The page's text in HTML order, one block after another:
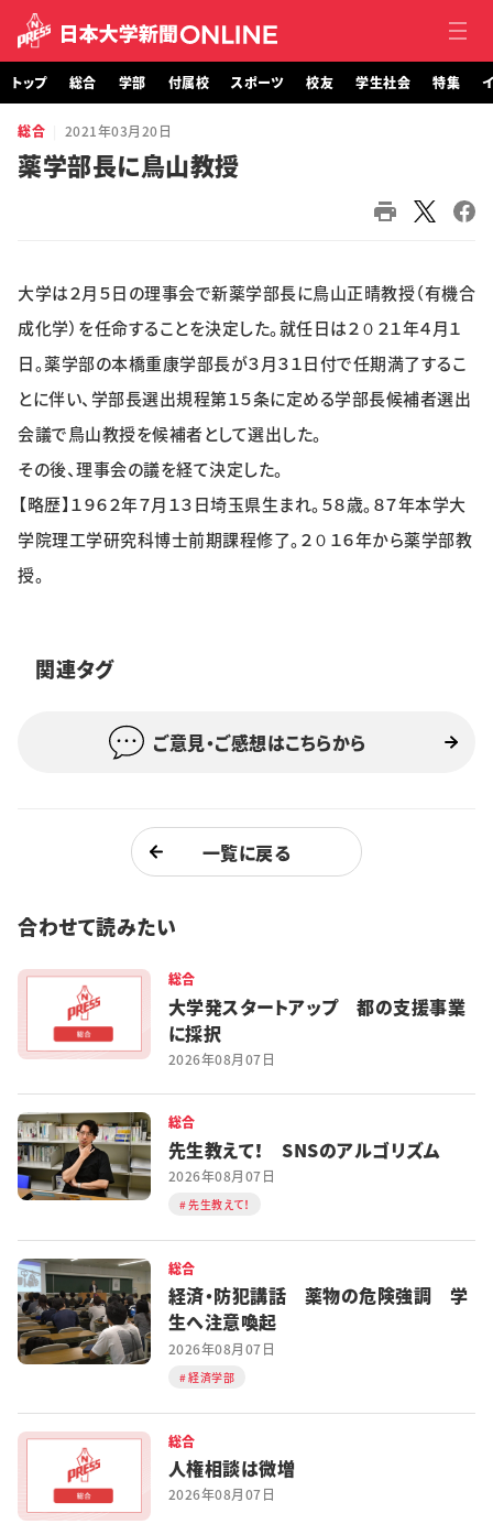
トップ
付属校
スポーツ
校友
学生社会
特集・企画
イベント
購読
トップ 総合 学部 付属校 スポーツ 校友 学生社会 特集
総合 2021年03月20日
薬学部長に鳥山教授
大学は２月５日の理事会で新薬学部長に鳥山正晴教授（有機合
成化学）を任命することを決定した。就任日は２０２１年４月１
日。薬学部の本橋重康学部長が３月３１日付で任期満了するこ
とに伴い、学部長選出規程第１５条に定める学部長候補者選出
会議で鳥山教授を候補者として選出した。
その後、理事会の議を経て決定した。
【略歴】１９６２年７月１３日埼玉県生まれ。５８歳。８７年本学大
学院理工学研究科博士前期課程修了。２０１６年から薬学部教
授。
関連タグ
ご意見・ご感想はこちらから
一覧に戻る
合わせて読みたい
総合
大学発スタートアップ 都の支援事業
に採択
2026年08月07日
総合
先生教えて！ SNSのアルゴリズム
2026年08月07日
先生教えて！
総合
経済・防犯講話 薬物の危険強調 学
生へ注意喚起
2026年08月07日
経済学部
総合
人権相談は微増
2026年08月07日